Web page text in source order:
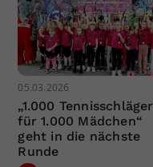
05.03.2026
„1.000 Tennisschläger
für 1.000 Mädchen“
geht in die nächste
Runde